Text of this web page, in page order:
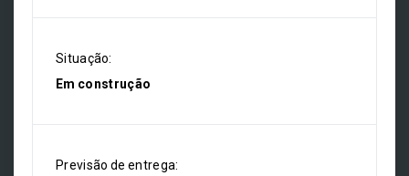
Situação:
Em construção
Previsão de entrega: